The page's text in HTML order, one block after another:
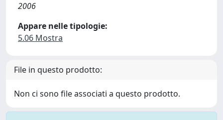
2006
Appare nelle tipologie:
5.06 Mostra
File in questo prodotto:
Non ci sono file associati a questo prodotto.